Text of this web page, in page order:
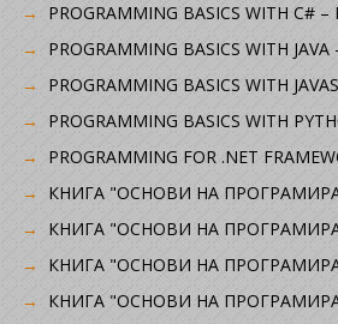
PROGRAMMING BASICS WITH C# –
PROGRAMMING BASICS WITH JAVA
PROGRAMMING BASICS WITH
PROGRAMMING BASICS WITH
PROGRAMMING FOR .NET
КНИГА "ОСНОВИ НА
КНИГА "ОСНОВИ НА
КНИГА "ОСНОВИ НА
КНИГА "ОСНОВИ НА